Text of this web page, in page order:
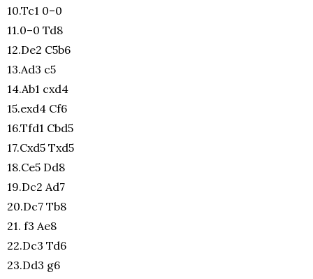
10.Tc1 0–0
11.0–0 Td8
12.De2 C5b6
13.Ad3 c5
14.Ab1 cxd4
15.exd4 Cf6
16.Tfd1 Cbd5
17.Cxd5 Txd5
18.Ce5 Dd8
19.Dc2 Ad7
20.Dc7 Tb8
21. f3 Ae8
22.Dc3 Td6
23.Dd3 g6